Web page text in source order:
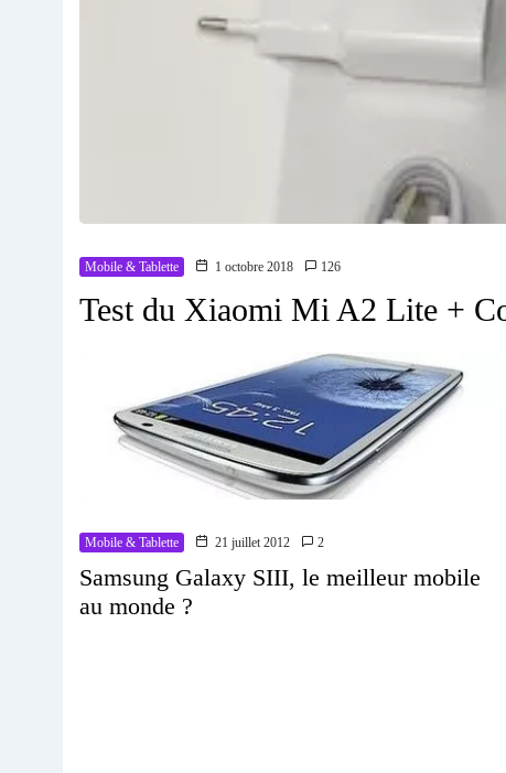
Mobile & Tablette 1 octobre 2018 126
Test du Xiaomi Mi A2 Lite +
Mobile & Tablette 21 juillet 2012 2
Samsung Galaxy SIII, le meilleur mobile
au monde ?